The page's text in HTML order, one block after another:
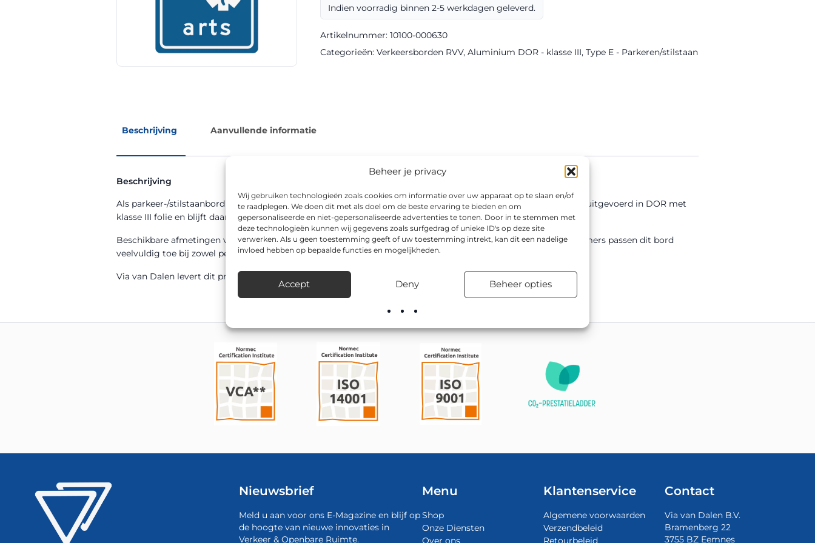
Beheer je privacy
Wij gebruiken technologieën zoals cookies om informatie over uw apparaat op te slaan en/of
te raadplegen. We doen dit met als doel om de beste ervaring te bieden en om
gepersonaliseerde en niet-gepersonaliseerde advertenties te tonen. Door in te stemmen met
deze technologieën kunnen wij gegevens zoals surfgedrag of unieke ID's op deze site
verwerken. Als u geen toestemming geeft of uw toestemming intrekt, kan dit een nadelige
invloed hebben op bepaalde functies en mogelijkheden.
Accept Deny Beheer opties
aantal
Indien voorradig binnen 2-5 werkdagen geleverd.
Artikelnummer: 10100-000630
Categorieën: Verkeersborden RVV, Aluminium DOR - klasse III, Type E - Parkeren/stilstaan
Beschrijving Aanvullende informatie
Beschrijving
Als parkeer-/stilstaanbord zorgt RVV model E08p voor heldere communicatie naar weggebruikers. Het bord is uitgevoerd in DOR met
klasse III folie en blijft daardoor ook ’s avonds goed afleesbaar.
Beschikbare afmetingen voor dit model zijn onder andere 400x600mm. Gemeenten, wegbeheerders en aannemers passen dit bord
veelvuldig toe bij zowel permanente als tijdelijke verkeerssituaties.
Via van Dalen levert dit product direct uit voorraad en verzorgt desgewenst ook de montage en plaatsing.
Nieuwsbrief
Meld u aan voor ons E-Magazine en blijf op
de hoogte van nieuwe innovaties in
Verkeer & Openbare Ruimte.
Menu
Shop
Onze Diensten
Over ons
Klantenservice
Algemene voorwaarden
Verzendbeleid
Retourbeleid
Contact
Via van Dalen B.V.
Bramenberg 22
3755 BZ Eemnes